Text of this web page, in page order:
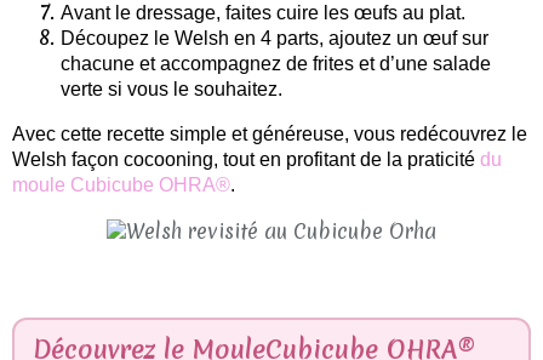
Avant le dressage, faites cuire les œufs au plat.
Découpez le Welsh en 4 parts, ajoutez un œuf sur
chacune et accompagnez de frites et d’une salade
verte si vous le souhaitez.
Avec cette recette simple et généreuse, vous redécouvrez le
Welsh façon cocooning, tout en profitant de la praticité du
moule Cubicube OHRA®.
Découvrez le MouleCubicube OHRA®